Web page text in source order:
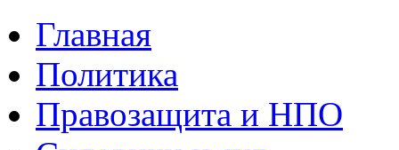
Главная
Политика
Правозащита и НПО